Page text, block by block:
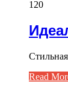
120
Read